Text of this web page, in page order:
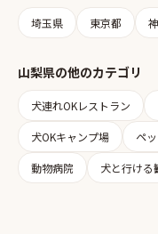
埼玉県 東京都
山梨県の他のカテゴリ
犬連れOKレストラン
犬OKキャンプ場 ペ
動物病院 犬と行ける